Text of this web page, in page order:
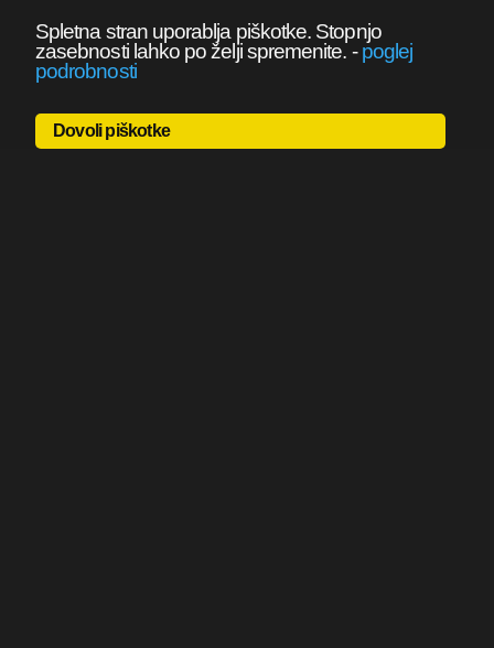
Spletna stran uporablja piškotke. Stopnjo
zasebnosti lahko po želji spremenite. -poglej
podrobnosti
Dovoli piškotke